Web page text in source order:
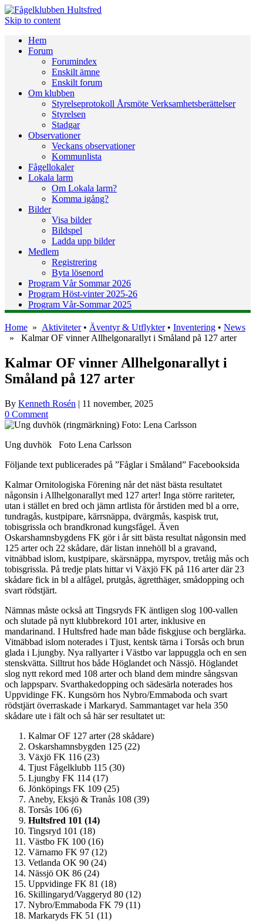
Skip to content
Hem
Forum
Forumindex
Enskilt ämne
Enskilt forum
Om klubben
Styrelseprotokoll Årsmöte Verksamhetsberättelser
Styrelsen
Stadgar
Observationer
Veckans observationer
Kommunlista
Fågellokaler
Lokala larm
Om Lokala larm?
Komma igång?
Bilder
Visa bilder
Bildspel
Ladda upp bilder
Medlem
Registrering
Byta lösenord
Program Vår Sommar 2026
Program Höst-vinter 2025-26
Program Vår-Sommar 2025
Home » Aktiviteter• Äventyr & Utflykter• Inventering • News
» Kalmar OF vinner Allhelgonarallyt i Småland på 127 arter
Kalmar OF vinner Allhelgonarallyt i
Småland på 127 arter
By Kenneth Rosén | 11 november, 2025
0 Comment
Ung duvhök Foto Lena Carlsson
Följande text publicerades på ”Fåglar i Småland” Facebooksida
Kalmar Ornitologiska Förening når det näst bästa resultatet
någonsin i Allhelgonarallyt med 127 arter! Inga större rariteter,
utan i stället en bred och jämn artlista för årstiden med bl a orre,
tundragås, kustpipare, kärrsnäppa, dvärgmås, kaspisk trut,
tobisgrissla och brandkronad kungsfågel. Även
Oskarshamnsbygdens FK gör i år sitt bästa resultat någonsin med
125 arter och 22 skådare, där listan innehöll bl a gravand,
vitnäbbad islom, kustpipare, skärsnäppa, myrspov, tretåig mås och
tobisgrissla. På tredje plats hittar vi Växjö FK på 116 arter där 23
skådare fick in bl a alfågel, prutgås, ägretthäger, smådopping och
svart rödstjärt.
Nämnas måste också att Tingsryds FK äntligen slog 100-vallen
och slutade på nytt klubbrekord 101 arter, inklusive en
mandarinand. I Hultsfred hade man både fiskgjuse och berglärka.
Vitnäbbad islom noterades i Tjust, kentsk tärna i Torsås och brun
glada i Ljungby. Nya rallyarter i Västbo var lappuggla och en sen
stenskvätta. Silltrut hos både Höglandet och Nässjö. Höglandet
slog nytt rekord med 108 arter och bland dem mindre sångsvan
och lappsparv. Svarthakedopping och sädesärla noterades hos
Uppvidinge FK. Kungsörn hos Nybro/Emmaboda och svart
rödstjärt överraskade i Markaryd. Sammantaget var hela 350
skådare ute i fält och så här ser resultatet ut:
Kalmar OF 127 arter (28 skådare)
Oskarshamnsbygden 125 (22)
Växjö FK 116 (23)
Tjust Fågelklubb 115 (30)
Ljungby FK 114 (17)
Jönköpings FK 109 (25)
Aneby, Eksjö & Tranås 108 (39)
Torsås 106 (6)
Hultsfred 101 (14)
Tingsryd 101 (18)
Västbo FK 100 (16)
Värnamo FK 97 (12)
Vetlanda OK 90 (24)
Nässjö OK 86 (24)
Uppvidinge FK 81 (18)
Skillingaryd/Vaggeryd 80 (12)
Nybro/Emmaboda FK 79 (11)
Markaryds FK 51 (11)